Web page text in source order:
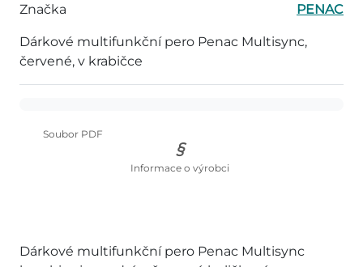
Značka
PENAC
Dárkové multifunkční pero Penac Multisync,
červené, v krabičce
Soubor PDF
Informace o výrobci
Dárkové multifunkční pero Penac Multisync